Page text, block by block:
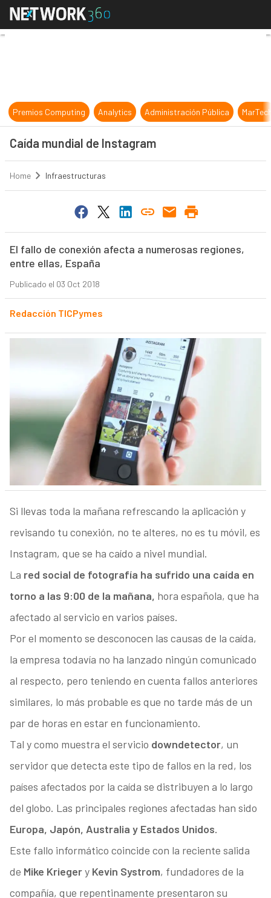
Caída mundial de Instagram
Premios Computing Analytics Administración Pública
Caída mundial de Instagram
Home Infraestructuras
El fallo de conexión afecta a numerosas regiones,
entre ellas, España
Publicado el 03 Oct 2018
Redacción TICPymes
Si llevas toda la mañana refrescando la aplicación y
revisando tu conexión, no te alteres, no es tu móvil, es
Instagram, que se ha caído a nivel mundial.
La red social de fotografía ha sufrido una caída en
torno a las 9:00 de la mañana, hora española, que ha
afectado al servicio en varios países.
Por el momento se desconocen las causas de la caída,
la empresa todavía no ha lanzado ningún comunicado
al respecto, pero teniendo en cuenta fallos anteriores
similares, lo más probable es que no tarde más de un
par de horas en estar en funcionamiento.
Tal y como muestra el servicio downdetector, un
servidor que detecta este tipo de fallos en la red, los
países afectados por la caída se distribuyen a lo largo
del globo. Las principales regiones afectadas han sido
Europa, Japón, Australia y Estados Unidos.
Este fallo informático coincide con la reciente salida
de Mike Kriegery Kevin Systrom, fundadores de la
compañía, que repentinamente presentaron su